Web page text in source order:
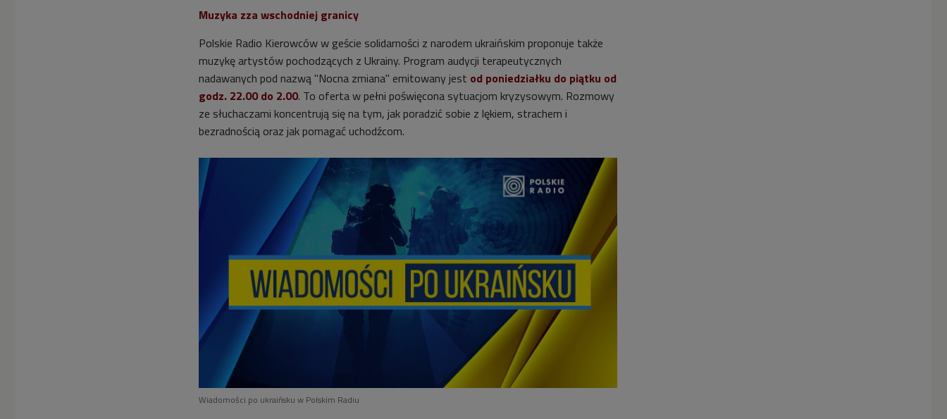
Muzyka zza wschodniej granicy
Polskie Radio Kierowców w geście solidarności z narodem ukraińskim proponuje także
muzykę artystów pochodzących z Ukrainy. Program audycji terapeutycznych
nadawanych pod nazwą "Nocna zmiana" emitowany jest od poniedziałku do piątku od
godz. 22.00 do 2.00. To oferta w pełni poświęcona sytuacjom kryzysowym. Rozmowy
ze słuchaczami koncentrują się na tym, jak poradzić sobie z lękiem, strachem i
bezradnością oraz jak pomagać uchodźcom.
Wiadomości po ukraińsku w Polskim Radiu